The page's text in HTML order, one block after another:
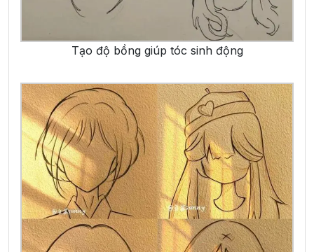
Tạo độ bồng giúp tóc sinh động